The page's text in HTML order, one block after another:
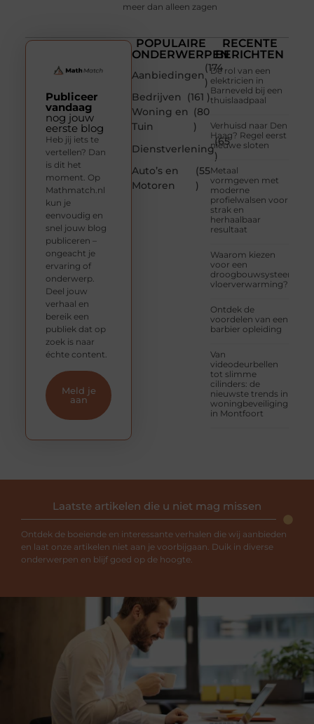
meer dan alleen zagen
POPULAIRE
ONDERWERPEN
Aanbiedingen
(174
)
Bedrijven
(161 )
Woning en
Tuin
(80
)
Dienstverlening
(65
)
Auto’s en
Motoren
(55
)
RECENTE
BERICHTEN
De rol van een
elektricien in
Barneveld bij een
thuislaadpaal
Verhuisd naar Den
Haag? Regel eerst
nieuwe sloten
Metaal
vormgeven met
moderne
profielwalsen voor
strak en
herhaalbaar
resultaat
Waarom kiezen
voor een
droogbouwsysteem
vloerverwarming?
Ontdek de
voordelen van een
barbier opleiding
Van
videodeurbellen
tot slimme
cilinders: de
nieuwste trends in
woningbeveiliging
in Montfoort
Publiceer
vandaag
nog jouw
eerste blog
Heb jij iets te
vertellen? Dan
is dit het
moment. Op
Mathmatch.nl
kun je
eenvoudig en
snel jouw blog
publiceren –
ongeacht je
ervaring of
onderwerp.
Deel jouw
verhaal en
bereik een
publiek dat op
zoek is naar
échte content.
Meld je
aan
Laatste artikelen die u niet mag missen
Ontdek de boeiende en interessante verhalen die wij aanbieden
en laat onze artikelen niet aan je voorbijgaan. Duik in diverse
onderwerpen en blijf goed op de hoogte.